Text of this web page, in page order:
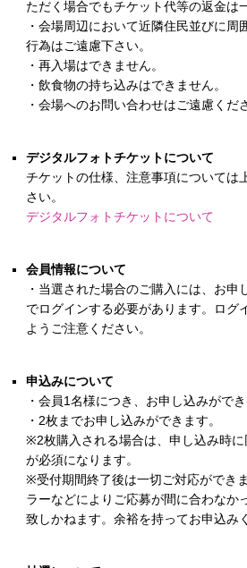
ただく場合でもチケット代等の返金は
・会場周辺において近隣住民並びに周
行為はご遠慮下さい。
・再入場はできません。
・飲食物の持ち込みはできません。
・会場へのお問い合わせはご遠慮くだ
デジタルフォトチケットについて
チケットの仕様、注意事項については
さい。
デジタルフォトチケットについて
会員情報について
・当選された場合のご購入には、お申
でログインする必要があります。ログ
ようご注意ください。
申込みについて
・会員1名様につき、お申し込みがで
・2枚までお申し込みができます。
※2枚購入される場合は、申し込み時に
が必須になります。
※受付期間終了後は一切ご対応ができ
ラーなどによりご応募が間に合わなか
致しかねます。余裕を持ってお申込み